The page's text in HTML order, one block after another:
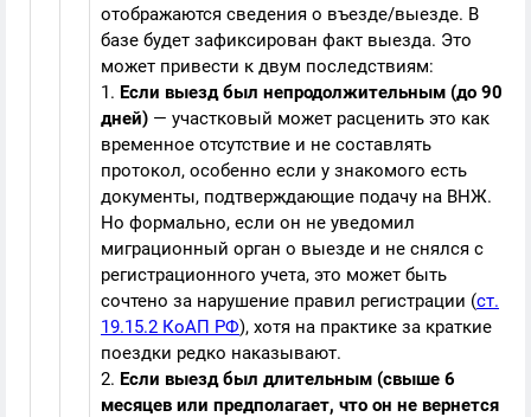
отображаются сведения о въезде/выезде. В
базе будет зафиксирован факт выезда. Это
может привести к двум последствиям:
1. Если выезд был непродолжительным (до 90
дней) — участковый может расценить это как
временное отсутствие и не составлять
протокол, особенно если у знакомого есть
документы, подтверждающие подачу на ВНЖ.
Но формально, если он не уведомил
миграционный орган о выезде и не снялся с
регистрационного учета, это может быть
сочтено за нарушение правил регистрации (ст.
19.15.2 КоАП РФ), хотя на практике за краткие
поездки редко наказывают.
2. Если выезд был длительным (свыше 6
месяцев или предполагает, что он не вернется